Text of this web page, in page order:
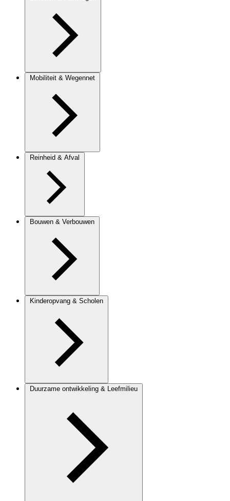
Mobiliteit & Wegennet
Reinheid & Afval
Bouwen & Verbouwen
Kinderopvang & Scholen
Duurzame ontwikkeling & Leefmilieu